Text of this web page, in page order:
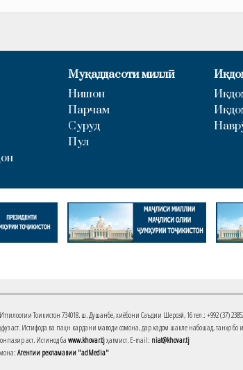
Муқаддасоти миллӣ
Нишон
Парчам
Суруд
Пул
Тоҷикистон 734018. ш. Душанбе, хиёбони Саъдии Шерозӣ, 16 тел.: +992 (37)
аст. Истифода ва паҳн кардани маводи сомона, дар кадом шакле набошад, танҳо бо
аст. Истинод баwww.khovar.tjҳатмист. E-mail: niat@khovar.tj
Агентии рекламавии "adMedia"